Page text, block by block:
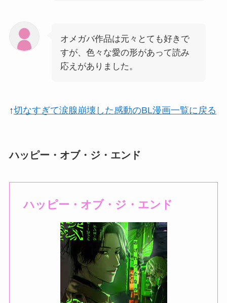
オメガバ作品は元々とても好きで
すが、色々な愛の形があって読み
応えがありました。
↑切なすぎて涙腺崩壊した感動のBL漫画一覧に戻る
ハッピー・オブ・ジ・エンド
ハッピー・オブ・ジ・エンド